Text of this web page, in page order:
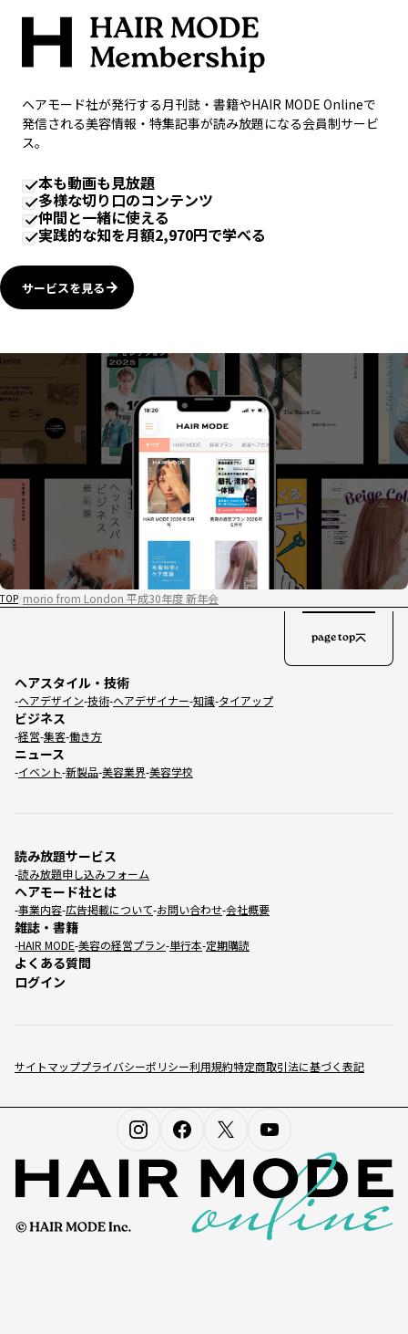
ヘアモード社が発行する月刊誌・書籍やHAIR MODE Onlineで
発信される美容情報・特集記事が読み放題になる会員制サービ
ス。
本も動画も見放題
多様な切り口のコンテンツ
仲間と一緒に使える
実践的な知を月額2,970円で学べる
サービスを見る
TOP morio from London 平成30年度 新年会
サイトマッププライバシーポリシー利用規約特定商取引法に基づく表記
ヘアスタイル・技術
ヘアデザイン 技術 ヘアデザイナー 知識 タイアップ
ビジネス
経営 集客 働き方
ニュース
イベント 新製品 美容業界 美容学校
読み放題サービス
読み放題申し込みフォーム
ヘアモード社とは
事業内容 広告掲載について お問い合わせ 会社概要
雑誌・書籍
HAIR MODE 美容の経営プラン 単行本 定期購読
よくある質問
ログイン
page top